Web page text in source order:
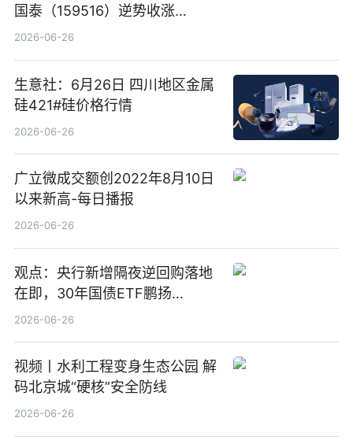
国泰（159516）逆势收涨
3.5%，近10日累计净流入超65
2026-06-26
生意社：6月26日 四川地区金属
硅421#硅价格行情
2026-06-26
广立微成交额创2022年8月10日
以来新高-每日播报
2026-06-26
观点：央行新增隔夜逆回购落地
在即，30年国债ETF鹏扬
(511090) 盘中小幅上涨
2026-06-26
视频丨水利工程变身生态公园 解
码北京城“硬核”安全防线
2026-06-26